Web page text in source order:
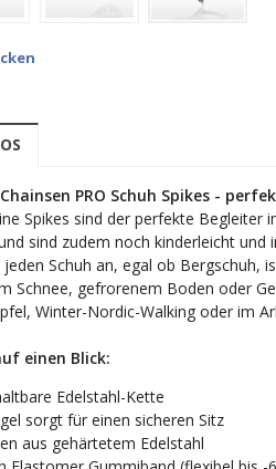
PRO Schuh Spikes -
Spikes sind der perfekte Begleiter
sind zudem noch kinderleicht
Schuh an, egal ob Bergschuh,
Schnee, gefrorenem Boden oder
Winter-Nordic-Walking oder im
einen Blick:
Edelstahl-Kette
sorgt für einen sicheren Sitz
aus gehärtetem Edelstahl